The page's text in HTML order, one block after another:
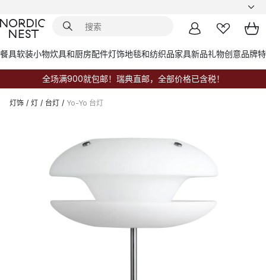
餐具软装小物炊具和厨房配件灯饰地毯和纺织品家具新品礼物创意品牌
全场满900就包邮！瑞典直邮，全部价格已含税！
灯饰 / 灯 / 台灯 / Yo-Yo 台灯